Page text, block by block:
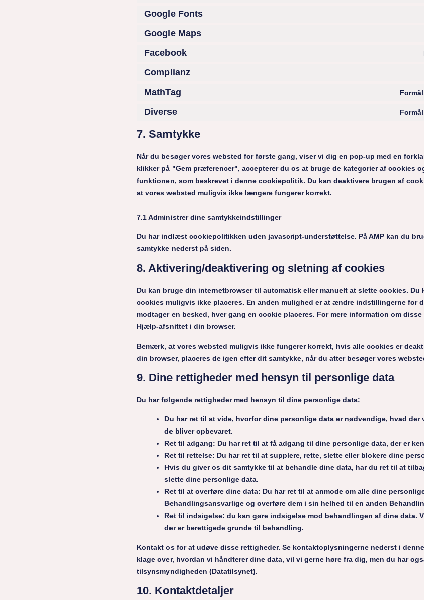
Google Fonts
Google Maps
Facebook
Complianz
MathTag
Diverse
7. Samtykke
Når du besøger vores websted for første gang, viser vi dig en pop-up med en
klikker på "Gem præferencer", accepterer du os at bruge de kategorier af cookies
funktionen, som beskrevet i denne cookiepolitik. Du kan deaktivere brugen af
at vores websted muligvis ikke længere fungerer korrekt.
7.1 Administrer dine samtykkeindstillinger
Du har indlæst cookiepolitikken uden javascript-understøttelse. På AMP kan du
samtykke nederst på siden.
8. Aktivering/deaktivering og sletning af cookies
Du kan bruge din internetbrowser til automatisk eller manuelt at slette cookies. Du
cookies muligvis ikke placeres. En anden mulighed er at ændre indstillingerne for
modtager en besked, hver gang en cookie placeres. For mere information om
Hjælp-afsnittet i din browser.
Bemærk, at vores websted muligvis ikke fungerer korrekt, hvis alle cookies er
din browser, placeres de igen efter dit samtykke, når du atter besøger vores
9. Dine rettigheder med hensyn til personlige data
Du har følgende rettigheder med hensyn til dine personlige data:
Du har ret til at vide, hvorfor dine personlige data er nødvendige, hvad
de bliver opbevaret.
Ret til adgang: Du har ret til at få adgang til dine personlige data, der er
Ret til rettelse: Du har ret til at supplere, rette, slette eller blokere dine
Hvis du giver os dit samtykke til at behandle dine data, har du ret til at
slette dine personlige data.
Ret til at overføre dine data: Du har ret til at anmode om alle dine
Behandlingsansvarlige og overføre dem i sin helhed til en anden
Ret til indsigelse: du kan gøre indsigelse mod behandlingen af ​​dine data.
der er berettigede grunde til behandling.
Kontakt os for at udøve disse rettigheder. Se kontaktoplysningerne nederst i
klage over, hvordan vi håndterer dine data, vil vi gerne høre fra dig, men du har
tilsynsmyndigheden (Datatilsynet).
10. Kontaktdetaljer